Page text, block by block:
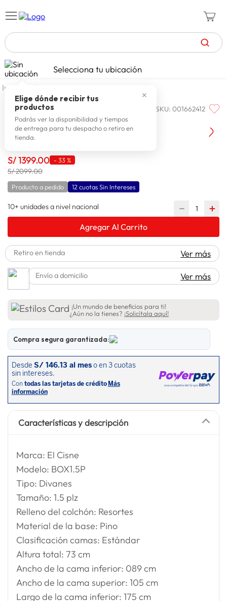
TÉRMINOS MÁS BUSCADOS
1. celulares
2. zapatillas mujer
3. zapatillas hombre
4. moda
6. tv
7. laptop
8 terrex
10. spiderman
Selecciona tu ubicación
✕
Elige dónde recibir tus
productos
Podrás ver la disponibilidad y tiempos
de entrega para tu despacho o retiro en
tienda.
dormitorio divan
CISNE SKU:001662412
Cisne Box Divan Plus 1.5 Plazas
S/1399.00 - 33 %
S/ 2099.00
Producto a pedido 12 cuotas Sin Intereses
10+ unidades a nivel nacional ＋
－
Agregar Al Carrito
Retiro en tienda Ver más
Envío a domicilio Ver más
¡Un mundo de beneficios para ti!
¿Aún no la tienes? ¡Solicítala aquí!
Compra segura garantizada:
Características y descripción
Marca: El Cisne
Modelo: BOX1.5P
Tipo: Divanes
Tamaño: 1.5 plz
Relleno del colchón: Resortes
Material de la base: Pino
Clasificación camas: Estándar
Altura total: 73 cm
Ancho de la cama inferior: 089 cm
Ancho de la cama superior: 105 cm
Largo de la cama inferior: 175 cm